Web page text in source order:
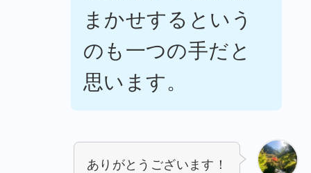
まかせするという
のも一つの手だと
思います。
ありがとうございます！